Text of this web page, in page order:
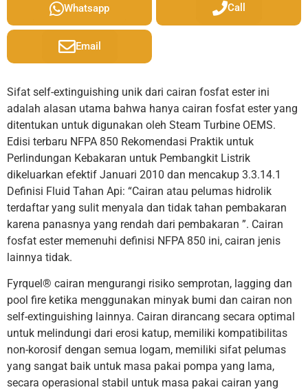
Whatsapp Call
Email
Sifat self-extinguishing unik dari cairan fosfat ester ini
adalah alasan utama bahwa hanya cairan fosfat ester yang
ditentukan untuk digunakan oleh Steam Turbine OEMS.
Edisi terbaru NFPA 850 Rekomendasi Praktik untuk
Perlindungan Kebakaran untuk Pembangkit Listrik
dikeluarkan efektif Januari 2010 dan mencakup 3.3.14.1
Definisi Fluid Tahan Api: “Cairan atau pelumas hidrolik
terdaftar yang sulit menyala dan tidak tahan pembakaran
karena panasnya yang rendah dari pembakaran ”. Cairan
fosfat ester memenuhi definisi NFPA 850 ini, cairan jenis
lainnya tidak.
Fyrquel® cairan mengurangi risiko semprotan, lagging dan
pool fire ketika menggunakan minyak bumi dan cairan non
self-extinguishing lainnya. Cairan dirancang secara optimal
untuk melindungi dari erosi katup, memiliki kompatibilitas
non-korosif dengan semua logam, memiliki sifat pelumas
yang sangat baik untuk masa pakai pompa yang lama,
secara operasional stabil untuk masa pakai cairan yang